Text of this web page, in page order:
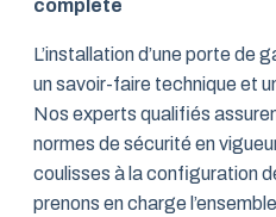
complète
L’installation d’une porte de
un savoir-faire technique et
Nos experts qualifiés
normes de sécurité en
coulisses à la configuration
prenons en charge